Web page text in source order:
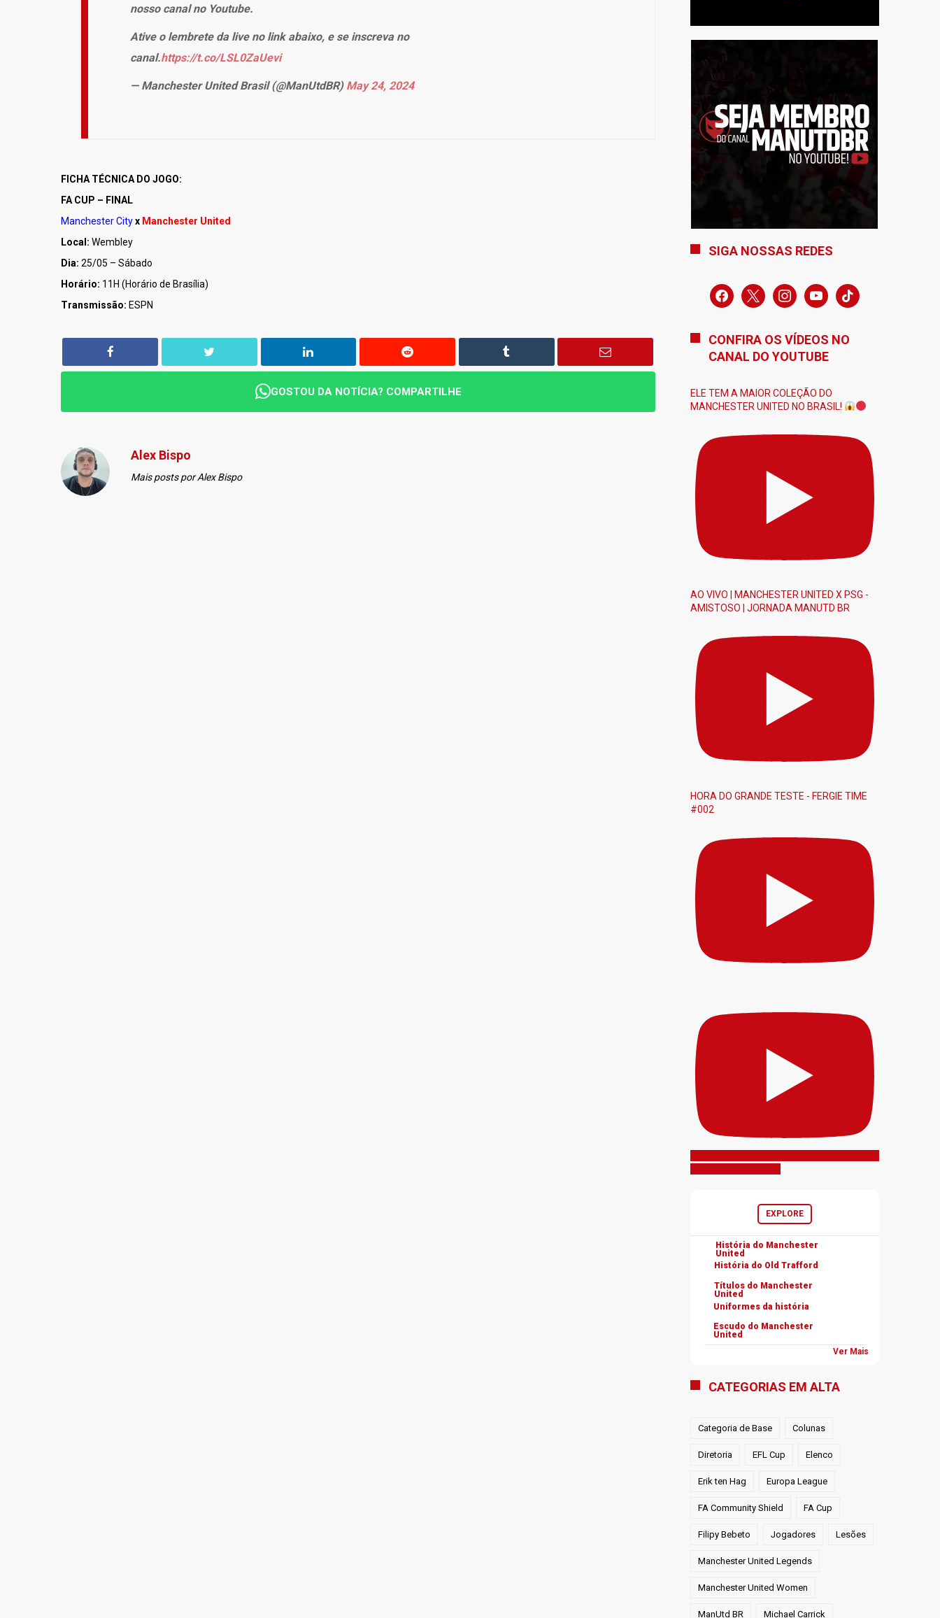
nosso canal no Youtube.
Ative o lembrete da live no link abaixo, e se inscreva no
canal.https://t.co/LSL0ZaUevi
— Manchester United Brasil (@ManUtdBR) May 24, 2024
FICHA TÉCNICA DO JOGO:
FA CUP – FINAL
Manchester Cityx Manchester United
Local: Wembley
Dia: 25/05 – Sábado
Horário: 11H (Horário de Brasília)
Transmissão: ESPN
GOSTOU DA NOTÍCIA? COMPARTILHE
Alex Bispo
Mais posts por Alex Bispo
SIGA NOSSAS REDES
facebook
x instagramyoutubetiktok
CONFIRA OS VÍDEOS NO
CANAL DO YOUTUBE
ELE TEM A MAIOR COLEÇÃO DO
MANCHESTER UNITED NO BRASIL!
AO VIVO | MANCHESTER UNITED X PSG -
AMISTOSO | JORNADA MANUTD BR
HORA DO GRANDE TESTE - FERGIE TIME
#002
EXPLORE
História do Old Trafford
Títulos do Manchester
United
Uniformes da história
Ver Mais
História do Manchester
United
Escudo do Manchester
United
CATEGORIAS EM ALTA
Categoria de Base Colunas
Diretoria EFL Cup Elenco
Erik ten Hag Europa League
FA Community Shield FA Cup
Filipy Bebeto Jogadores Lesões
Manchester United Legends
Manchester United Women
ManUtd BR Michael Carrick